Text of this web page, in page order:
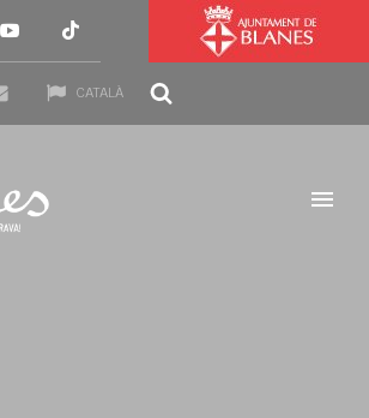
CATALÀ